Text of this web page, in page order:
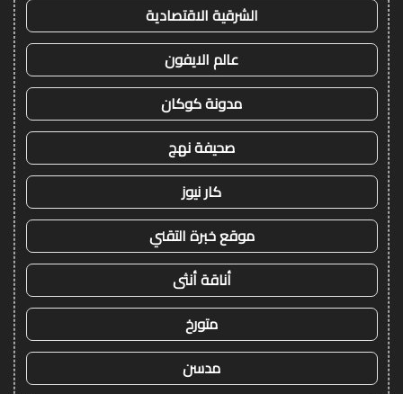
الشرقية الاقتصادية
عالم الايفون
مدونة كوكان
صحيفة نهج
كار نيوز
موقع خبرة التقني
أناقة أنثى
متورخ
مدسن